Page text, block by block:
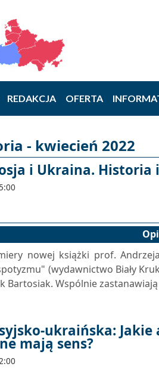
REDAKCJA OFERTA
- kwiecień 2022
i Ukraina.
nowej książki prof.
(wydawnictwo Biały
Bartosiak. Wspólnie zastanawiają
ukraińska: Jakie
mają sens?